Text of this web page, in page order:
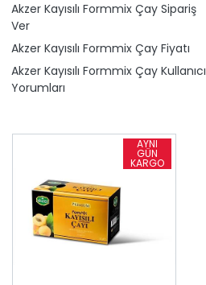
Akzer Kayısılı Formmix Çay Sipariş
Ver
Akzer Kayısılı Formmix Çay Fiyatı
Akzer Kayısılı Formmix Çay Kullanıcı
Yorumları